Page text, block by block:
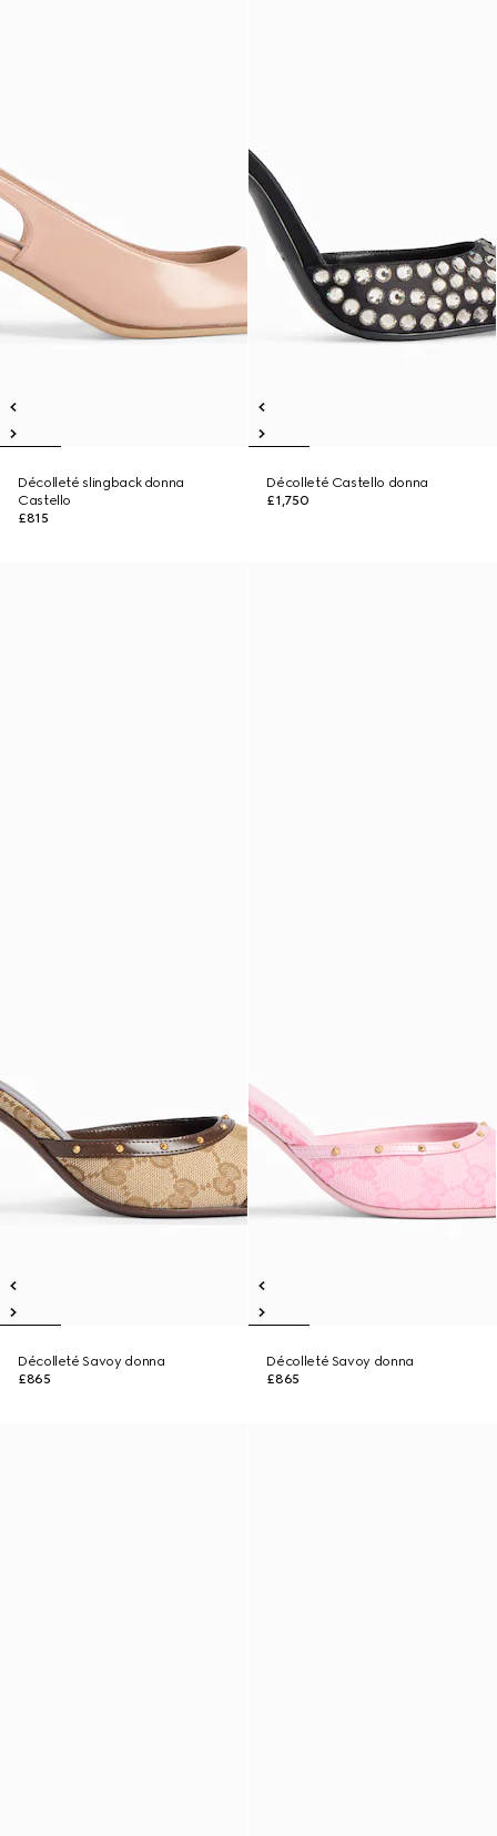
Décolleté slingback donna
Castello
£815
Décolleté Castello donna
£1,750
Décolleté Savoy donna
£865
Décolleté Savoy donna
£865